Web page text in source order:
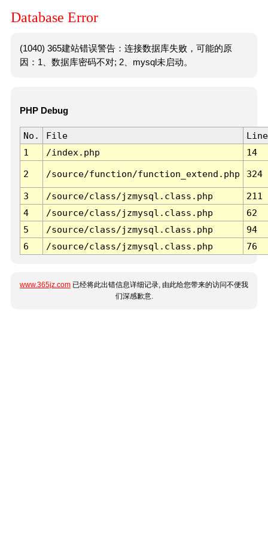
Database Error
(1040) 365建站错误警告：连接数据库失败，可能的原
因：1、数据库密码不对; 2、mysql未启动。
PHP Debug
No. File
Line
1
/index.php 14
2 /source/function/function_extend.php 324
3 /source/class/jzmysql.class.php
211
4
/source/class/jzmysql.class.php
62
5
/source/class/jzmysql.class.php
94
6
/source/class/jzmysql.class.php 76
www.365jz.com 已经将此出错信息详细记录, 由此给您带来的访问不便我
们深感歉意.